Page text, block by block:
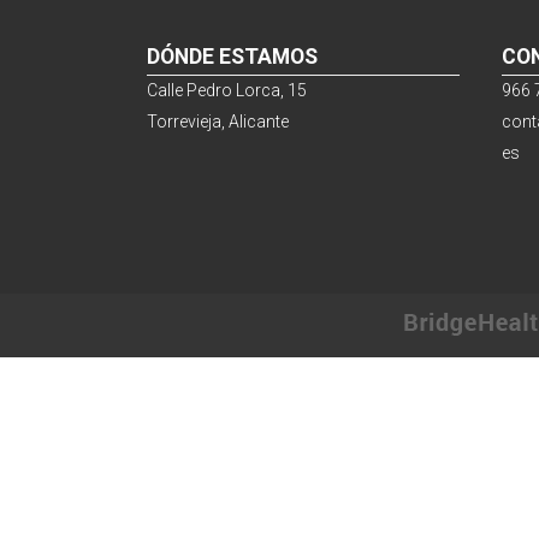
DÓNDE ESTAMOS
Calle Pedro Lorca, 15
Torrevieja, Alicante
966
es